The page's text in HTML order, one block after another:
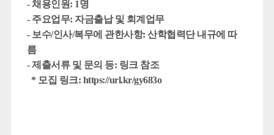
- 채용인원: 1명
- 주요업무: 자금출납 및 회계업무
- 보수/인사/복무에 관한사항: 산학협력단 내규에 따
름
- 제출서류 및 문의 등: 링크 참조
* 모집 링크: https://url.kr/gy683o